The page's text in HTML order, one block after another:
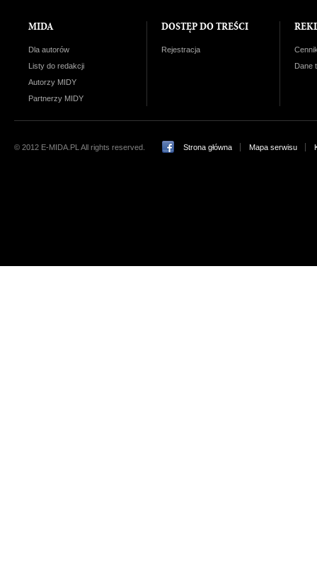
MIDA
Dla autorów
Listy do redakcji
Autorzy MIDY
Partnerzy MIDY
DOSTĘP DO TREŚCI
Rejestracja
Dane
© 2012 E-MIDA.PL All rights reserved. Strona główna Mapa serwisu